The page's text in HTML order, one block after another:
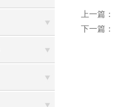
上一篇：
下一篇：